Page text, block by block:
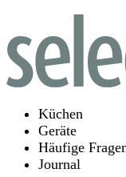
Küchen
Geräte
Häufige
Journal